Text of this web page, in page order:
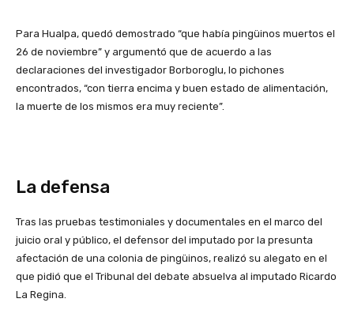
Para Hualpa, quedó demostrado “que había pingüinos muertos el
26 de noviembre” y argumentó que de acuerdo a las
declaraciones del investigador Borboroglu, lo pichones
encontrados, “con tierra encima y buen estado de alimentación,
la muerte de los mismos era muy reciente”.
La defensa
Tras las pruebas testimoniales y documentales en el marco del
juicio oral y público, el defensor del imputado por la presunta
afectación de una colonia de pingüinos, realizó su alegato en el
que pidió que el Tribunal del debate absuelva al imputado Ricardo
La Regina.